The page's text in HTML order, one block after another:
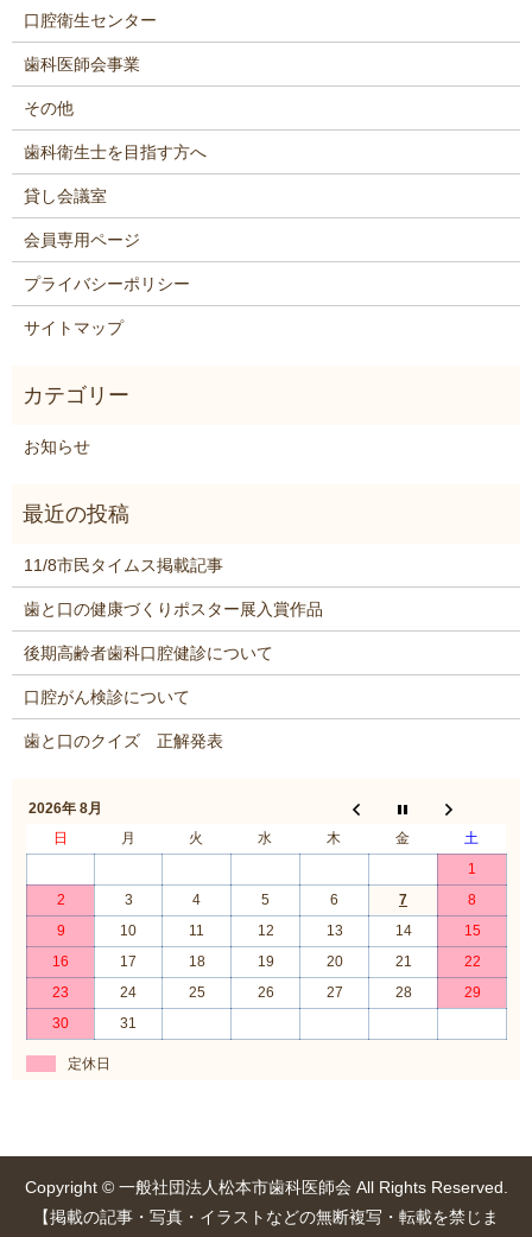
口腔衛生センター
歯科医師会事業
その他
歯科衛生士を目指す方へ
貸し会議室
会員専用ページ
プライバシーポリシー
サイトマップ
お知らせ
11/8市民タイムス掲載記事
歯と口の健康づくりポスター展入賞作品
後期高齢者歯科口腔健診について
口腔がん検診について
歯と口のクイズ 正解発表
2026年 8月
日
月 火 水 木 金
土
1
2
3 4 5 6 7
8
9
10 11 12 13 14
15
16
17 18 19 20 21
22
23
24 25 26 27 28
29
30
31
定休日
Copyright © 一般社団法人松本市歯科医師会 All Rights Reserved.
【掲載の記事・写真・イラストなどの無断複写・転載を禁じま